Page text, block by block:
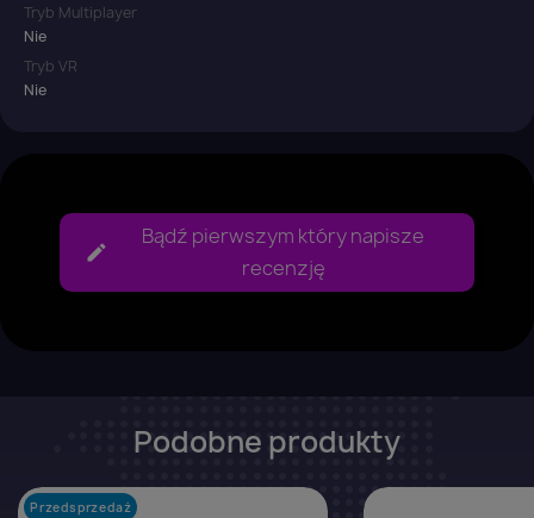
Tryb Multiplayer
Nie
Tryb VR
Nie
Bądź pierwszym który napisze
recenzję
Podobne produkty
Przedsprzedaż